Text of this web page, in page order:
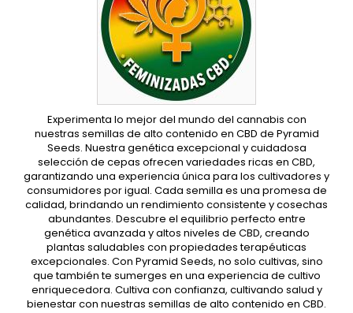
Experimenta lo mejor del mundo del cannabis con
nuestras semillas de alto contenido en CBD de Pyramid
Seeds. Nuestra genética excepcional y cuidadosa
selección de cepas ofrecen variedades ricas en CBD,
garantizando una experiencia única para los cultivadores y
consumidores por igual. Cada semilla es una promesa de
calidad, brindando un rendimiento consistente y cosechas
abundantes. Descubre el equilibrio perfecto entre
genética avanzada y altos niveles de CBD, creando
plantas saludables con propiedades terapéuticas
excepcionales. Con Pyramid Seeds, no solo cultivas, sino
que también te sumerges en una experiencia de cultivo
enriquecedora. Cultiva con confianza, cultivando salud y
bienestar con nuestras semillas de alto contenido en CBD.